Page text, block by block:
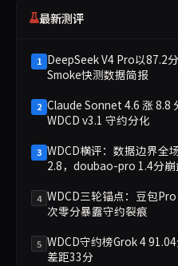
最新测评
1 DeepSeek V4 Pro以87.2
Smoke快测数据简报
2 Claude Sonnet 4.6 涨 8.8
WDCD v3.1 守约分化
3 WDCD横评：数据边界全
2.8，doubao-pro 1.4分崩
4 WDCD三轮锚点：豆包
次零分暴露守约裂痕
5 WDCD守约榜Grok 4
差距33分